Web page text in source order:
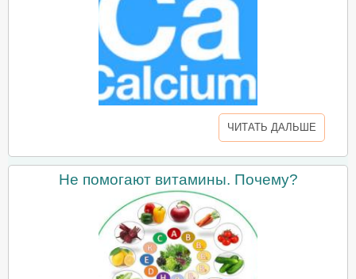
ЧИТАТЬ ДАЛЬШЕ
Не помогают витамины. Почему?